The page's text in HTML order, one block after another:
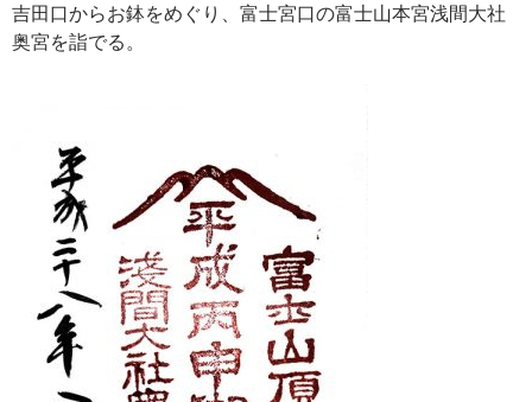
吉田口からお鉢をめぐり、富士宮口の富士山本宮浅間大社
奥宮を詣でる。